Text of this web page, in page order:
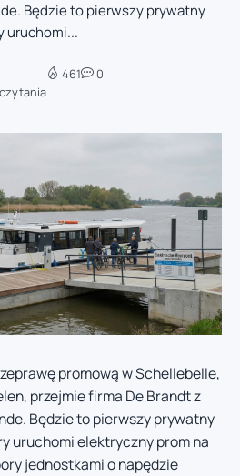
Będzie to pierwszy prywatny
uruchomi...
461 0
promową w Schellebelle,
przejmie firma De Brandt z
Będzie to pierwszy prywatny
uruchomi elektryczny prom na
jednostkami o napędzie